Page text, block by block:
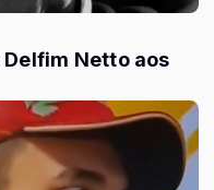
Netto aos